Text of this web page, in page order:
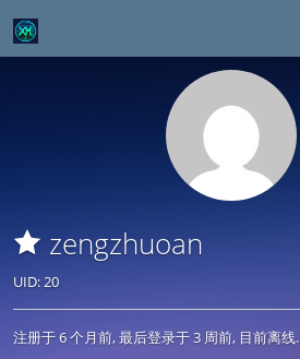
zengzhuoan
UID: 20
注册于6 个月前, 最后登录于3 周前, 目前离线.